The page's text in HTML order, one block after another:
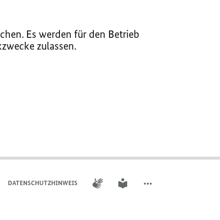
Es werden für den Betrieb
zulassen.
DATENSCHUTZHINWEIS GEBÄRDENSPRACHE
LEICHTE SPRACHE